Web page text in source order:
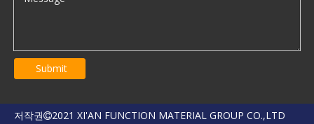
Submit
저작권2021 XI'AN FUNCTION MATERIAL GROUP CO.,LTD